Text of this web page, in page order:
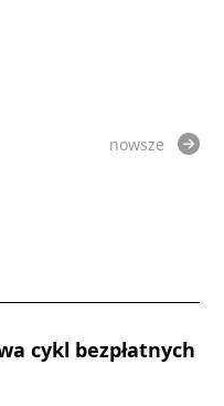
nowsze
cykl bezpłatnych